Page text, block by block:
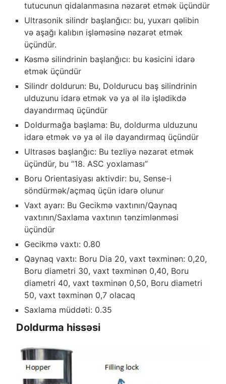
tutucunun qidalanmasına nəzarət etmək üçündür
Ultrasonik silindr başlanğıcı: bu, yuxarı qəlibin
və aşağı kalıbın işləməsinə nəzarət etmək
üçündür.
Kəsmə silindrinin başlanğıcı: bu kəsicini idarə
etmək üçündür
Silindr doldurun: Bu, Doldurucu baş silindrinin
ulduzunu idarə etmək və ya əl ilə işlədikdə
dayandırmaq üçündür
Doldurmağa başlama: Bu, doldurma ulduzunu
idarə etmək və ya əl ilə dayandırmaq üçündür
Ultrasəs başlanğıc: Bu tezliyə nəzarət etmək
üçündür, bu “18. ASC yoxlaması”
Boru Orientasiyası aktivdir: bu, Sense-i
söndürmək/açmaq üçün idarə olunur
Vaxt ayarı: Bu Gecikmə vaxtının/Qaynaq
vaxtının/Saxlama vaxtının tənzimlənməsi
üçündür
Gecikmə vaxtı: 0.80
Qaynaq vaxtı: Boru Dia 20, vaxt təxminən: 0,20,
Boru diametri 30, vaxt təxminən 0,40, Boru
diametri 40, vaxt təxminən 0,50, Boru diametri
50, vaxt təxminən 0,7 olacaq
Saxlama müddəti: 0.35
Doldurma hissəsi